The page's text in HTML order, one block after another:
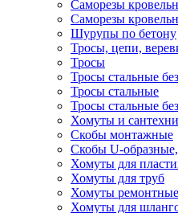
Саморезы
Саморезы
Шурупы по бетону
Тросы, цепи,
Тросы
Тросы стальные
Тросы стальные
Тросы стальные
Хомуты и
Скобы монтажные
Скобы U-
Хомуты для
Хомуты для труб
Хомуты ремонтные
Хомуты для